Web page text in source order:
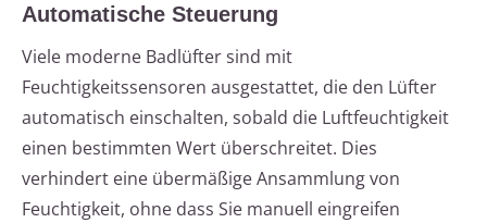
Automatische Steuerung
Viele moderne Badlüfter sind mit
Feuchtigkeitssensoren ausgestattet, die den Lüfter
automatisch einschalten, sobald die Luftfeuchtigkeit
einen bestimmten Wert überschreitet. Dies
verhindert eine übermäßige Ansammlung von
Feuchtigkeit, ohne dass Sie manuell eingreifen